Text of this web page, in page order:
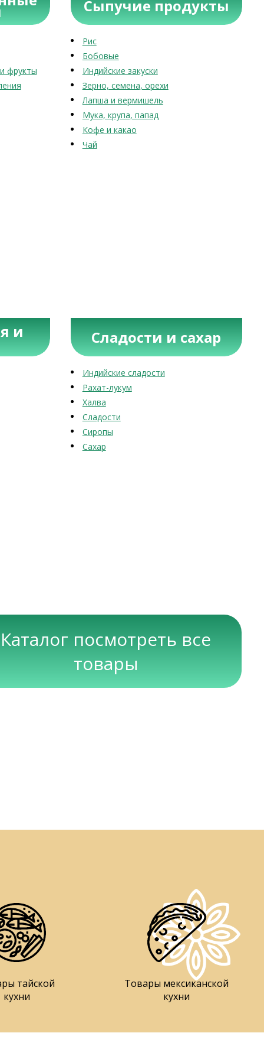
фрукты
Сыпучие продукты
Рис
Бобовые
Индийские закуски
Зерно, семена, орехи
Лапша и вермишель
Мука, крупа, папад
Кофе и какао
Чай
и Сладости и сахар
Индийские сладости
Рахат-лукум
Халва
Сладости
Сиропы
Сахар
Каталог посмотреть все
товары
тайской
кухни
Товары мексиканской
кухни